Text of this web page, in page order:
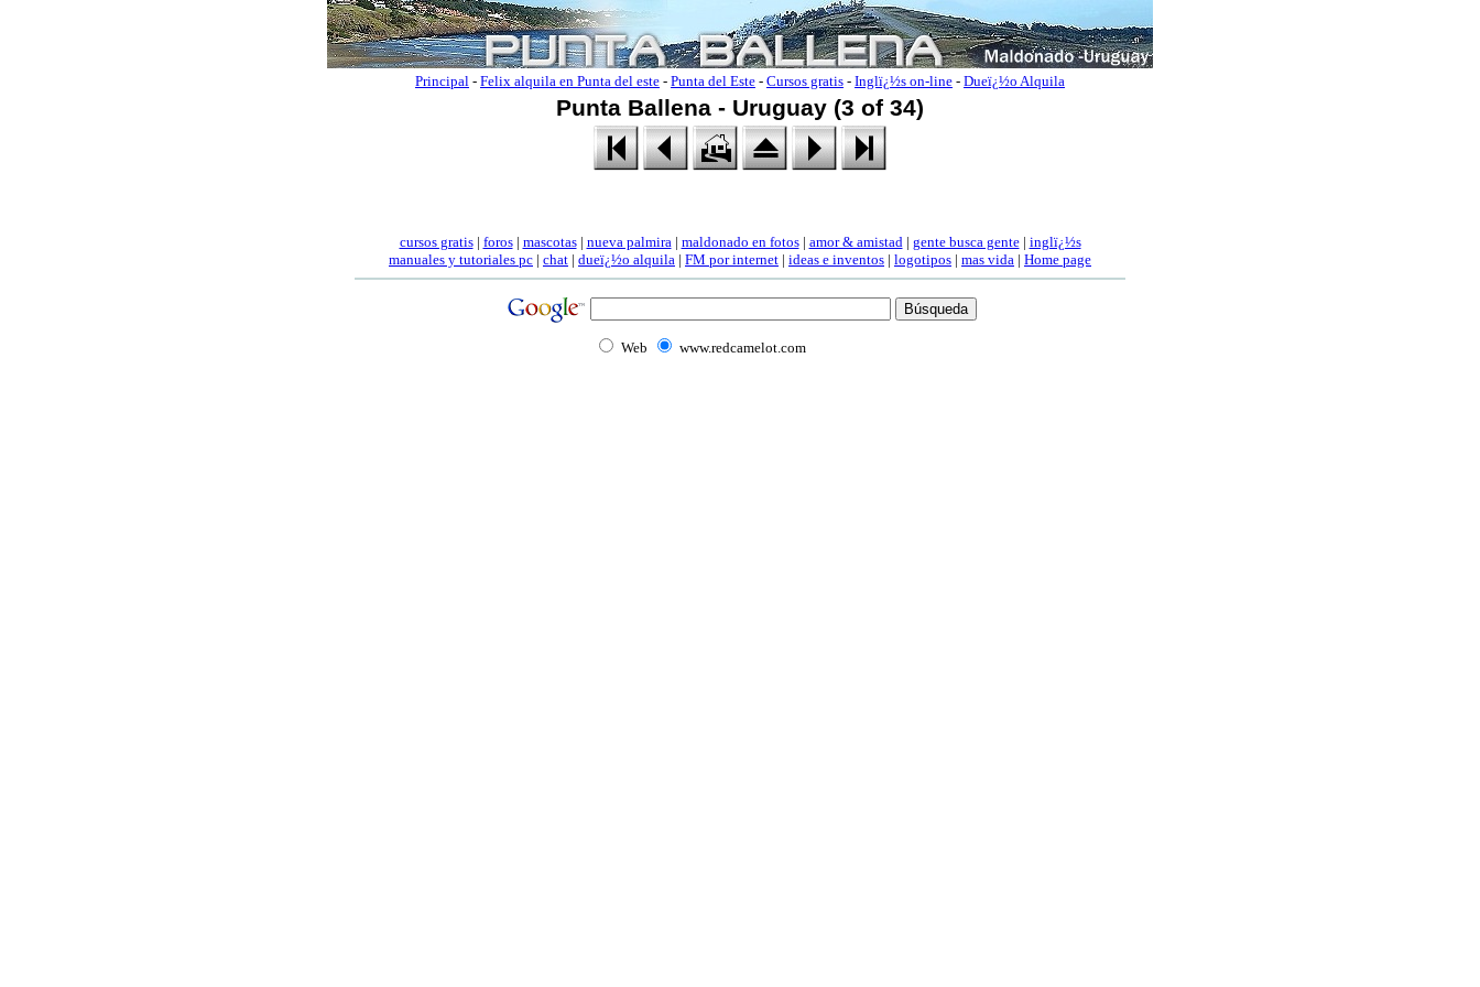
Principal - Felix alquila en Punta del este - Punta del Este - Cursos gratis - Inglï¿½s on-line - Dueï¿½o Alquila
Punta Ballena - Uruguay (3 of 34)
cursos gratis| foros| mascotas| nueva palmira| maldonado en fotos| amor & amistad| gente busca gente| inglï¿½s
manuales y tutoriales pc | chat | dueï¿½o alquila | FM por internet | ideas e inventos | logotipos | mas vida | Home page
Web www.redcamelot.com